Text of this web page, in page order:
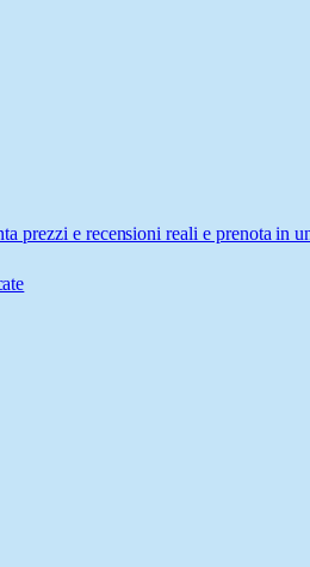
prezzi e recensioni reali e prenota in